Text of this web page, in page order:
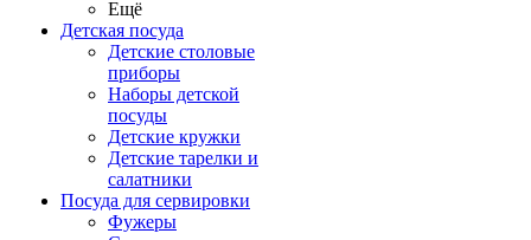
Ещё
Детская посуда
Детские столовые
приборы
Наборы детской
посуды
Детские кружки
Детские тарелки и
салатники
Посуда для сервировки
Фужеры